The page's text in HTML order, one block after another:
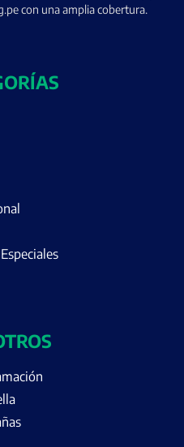
con una amplia cobertura.